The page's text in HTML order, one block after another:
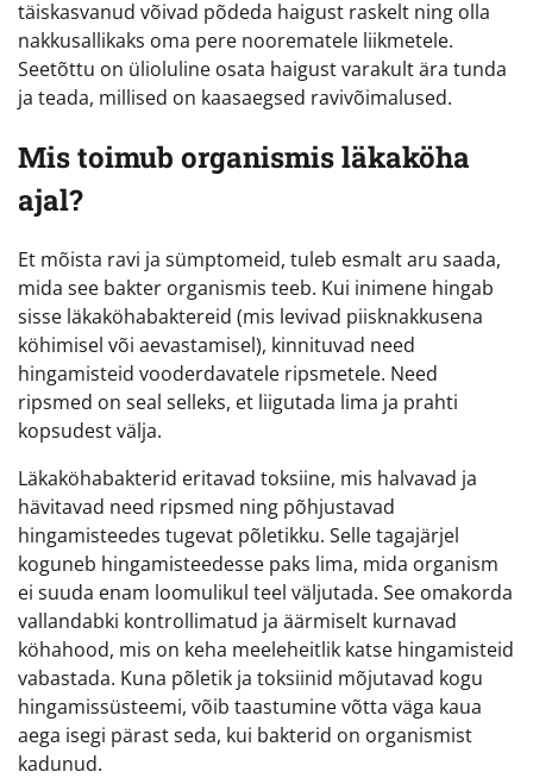
täiskasvanud võivad põdeda haigust raskelt ning olla
nakkusallikaks oma pere noorematele liikmetele.
Seetõttu on ülioluline osata haigust varakult ära tunda
ja teada, millised on kaasaegsed ravivõimalused.
Mis toimub organismis läkaköha
ajal?
Et mõista ravi ja sümptomeid, tuleb esmalt aru saada,
mida see bakter organismis teeb. Kui inimene hingab
sisse läkaköhabaktereid (mis levivad piisknakkusena
köhimisel või aevastamisel), kinnituvad need
hingamisteid vooderdavatele ripsmetele. Need
ripsmed on seal selleks, et liigutada lima ja prahti
kopsudest välja.
Läkaköhabakterid eritavad toksiine, mis halvavad ja
hävitavad need ripsmed ning põhjustavad
hingamisteedes tugevat põletikku. Selle tagajärjel
koguneb hingamisteedesse paks lima, mida organism
ei suuda enam loomulikul teel väljutada. See omakorda
vallandabki kontrollimatud ja äärmiselt kurnavad
köhahood, mis on keha meeleheitlik katse hingamisteid
vabastada. Kuna põletik ja toksiinid mõjutavad kogu
hingamissüsteemi, võib taastumine võtta väga kaua
aega isegi pärast seda, kui bakterid on organismist
kadunud.